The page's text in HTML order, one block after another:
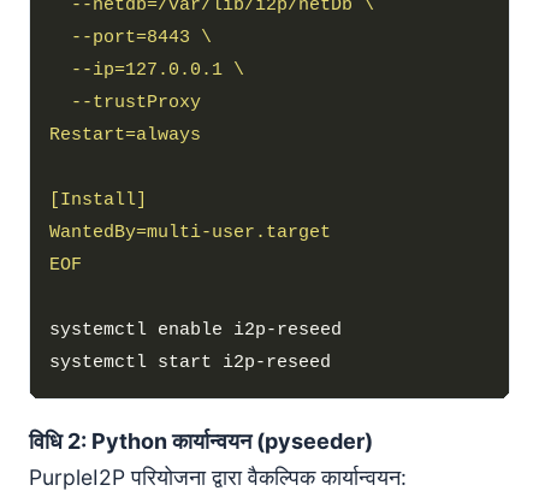
EOF
विधि 2: Python कार्यान्वयन (pyseeder)
PurpleI2P परियोजना द्वारा वैकल्पिक कार्यान्वयन: